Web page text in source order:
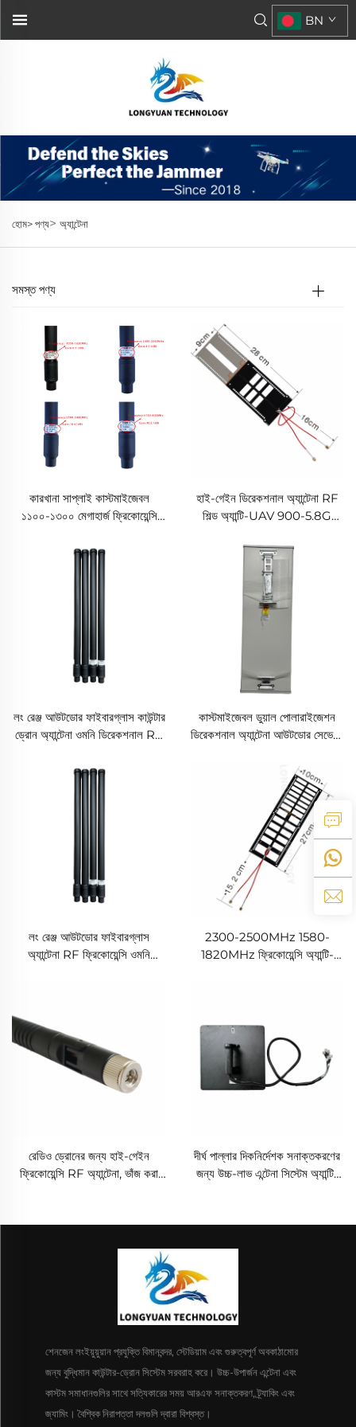
BN
হোম>পণ্য> অ্যান্টেনা
সমস্ত পণ্য
কারখানা সাপ্লাই কাস্টমাইজেবল
১১০০-১৩০০ মেগাহার্জ ফ্রিকোয়েন্সি
ওমনি ডিরেকশনাল ফাইবারগ্লাস শিল্ড ফর
কাউন্টার ড্রোন
হাই-গেইন ডিরেকশনাল অ্যান্টেনা RF
শিল্ড অ্যান্টি-UAV 900-5.8G
ব্লকার ফ্রিকোয়েন্সি ডিটেকশনের জন্য
লং রেঞ্জ আউটডোর ফাইবারগ্লাস কাউন্টার
ড্রোন অ্যান্টেনা ওমনি ডিরেকশনাল RF
কাস্টমাইজেবল ডুয়াল পোলারাইজেশন
ডিরেকশনাল অ্যান্টেনা আউটডোর সেভেন-
ফ্রিকোয়েন্সি প্লেট পাওয়ার ড্রাইভার
মডিউলসহ
লং রেঞ্জ আউটডোর ফাইবারগ্লাস
অ্যান্টেনা RF ফ্রিকোয়েন্সি ওমনি
2300-2500MHz 1580-
1820MHz ফ্রিকোয়েন্সি অ্যান্টি-
রেডিও ড্রোনের জন্য হাই-গেইন
ফ্রিকোয়েন্সি RF অ্যান্টেনা, ভাঁজ করা
দীর্ঘ পাল্লার দিকনির্দেশক সনাক্তকরণের
জন্য উচ্চ-লাভ এন্টেনা সিস্টেম অ্যান্টি-
সংকেত
শেনজেন লংইয়ুয়ুয়ান প্রযুক্তি বিমানবন্দর, স্টেডিয়াম এবং গুরুত্বপূর্ণ অবকাঠামোর
জন্য বুদ্ধিমান কাউন্টার-ড্রোন সিস্টেম সরবরাহ করে। উচ্চ-উপার্জন এন্টেনা এবং
কাস্টম সমাধানগুলির সাথে সত্যিকারের সময় আরএফ সনাক্তকরণ, ট্র্যাকিং এবং
জ্যামিং। বৈশ্বিক নিরাপত্তা দলগুলি দ্বারা বিশ্বস্ত।